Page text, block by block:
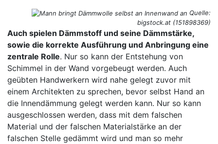
Quelle:
bigstock.at (151898369)
Auch spielen Dämmstoff und seine Dämmstärke,
sowie die korrekte Ausführung und Anbringung eine
zentrale Rolle. Nur so kann der Entstehung von
Schimmel in der Wand vorgebeugt werden. Auch
geübten Handwerkern wird nahe gelegt zuvor mit
einem Architekten zu sprechen, bevor selbst Hand an
die Innendämmung gelegt werden kann. Nur so kann
ausgeschlossen werden, dass mit dem falschen
Material und der falschen Materialstärke an der
falschen Stelle gedämmt wird und man so mehr